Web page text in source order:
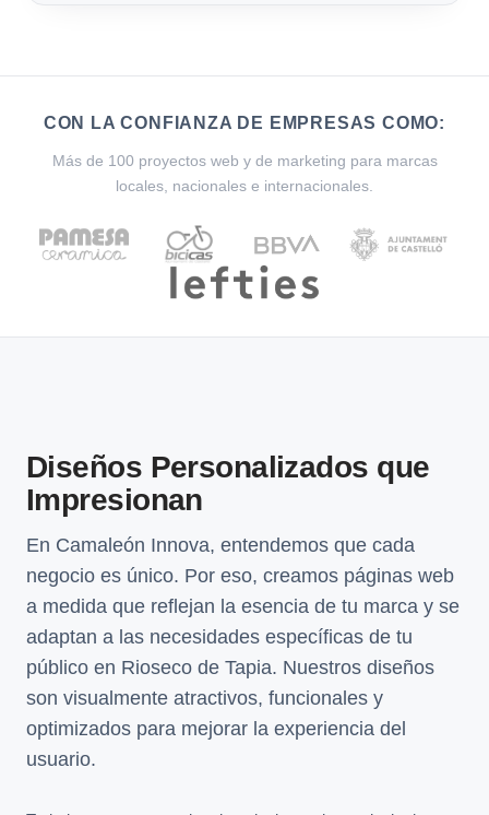
CON LA CONFIANZA DE EMPRESAS COMO:
Más de 100 proyectos web y de marketing para marcas
locales, nacionales e internacionales.
Diseños Personalizados que
Impresionan
En Camaleón Innova, entendemos que cada
negocio es único. Por eso, creamos páginas web
a medida que reflejan la esencia de tu marca y se
adaptan a las necesidades específicas de tu
público en Rioseco de Tapia. Nuestros diseños
son visualmente atractivos, funcionales y
optimizados para mejorar la experiencia del
usuario.